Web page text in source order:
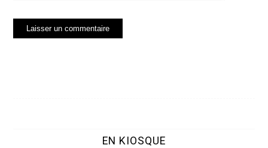
EN KIOSQUE